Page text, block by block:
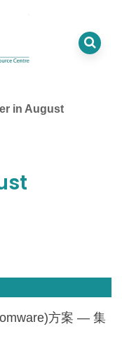
in August
方案 — 集